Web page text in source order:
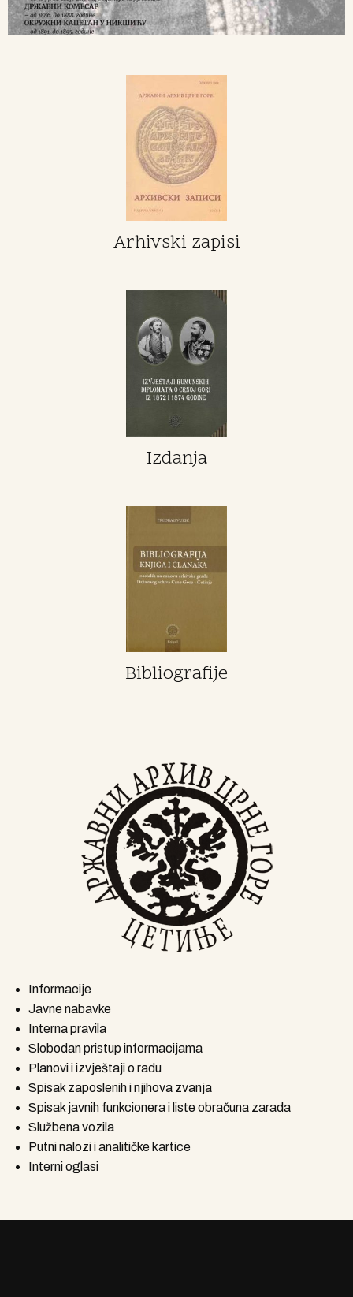
Arhivski zapisi
Izdanja
Bibliografije
Informacije
Javne nabavke
Interna pravila
Slobodan pristup informacijama
Planovi i izvještaji o radu
Spisak zaposlenih i njihova zvanja
Spisak javnih funkcionera i liste obračuna zarada
Službena vozila
Putni nalozi i analitičke kartice
Interni oglasi